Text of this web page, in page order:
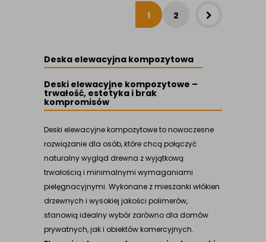
1 2
Deska elewacyjna kompozytowa
Deski elewacyjne kompozytowe –
trwałość, estetyka i brak
kompromisów
Deski elewacyjne kompozytowe to nowoczesne
rozwiązanie dla osób, które chcą połączyć
naturalny wygląd drewna z wyjątkową
trwałością i minimalnymi wymaganiami
pielęgnacyjnymi. Wykonane z mieszanki włókien
drzewnych i wysokiej jakości polimerów,
stanowią idealny wybór zarówno dla domów
prywatnych, jak i obiektów komercyjnych.